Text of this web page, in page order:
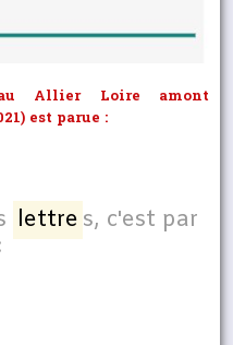
Allier Loire amont
est parue :
lettre s, c'est par